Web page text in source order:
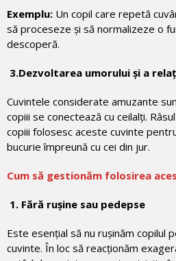
Exemplu: Un copil care repetă
să proceseze și să normalizeze o
descoperă.
3.Dezvoltarea umorului și a
Cuvintele considerate amuzante
copiii se conectează cu ceilalți.
copiii folosesc aceste cuvinte
bucurie împreună cu cei din jur.
Cum să gestionăm folosirea
1. Fără rușine sau pedepse
Este esențial să nu rușinăm copilul
cuvinte. În loc să reacționăm